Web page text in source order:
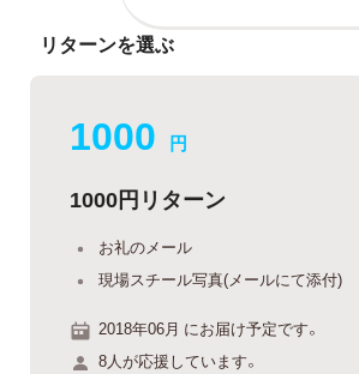
リターンを選ぶ
1000 円
1000円リターン
お礼のメール
現場スチール写真(メールにて添付)
2018年06月 にお届け予定です。
8人が応援しています。